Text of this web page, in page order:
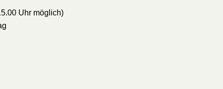
Uhr möglich)